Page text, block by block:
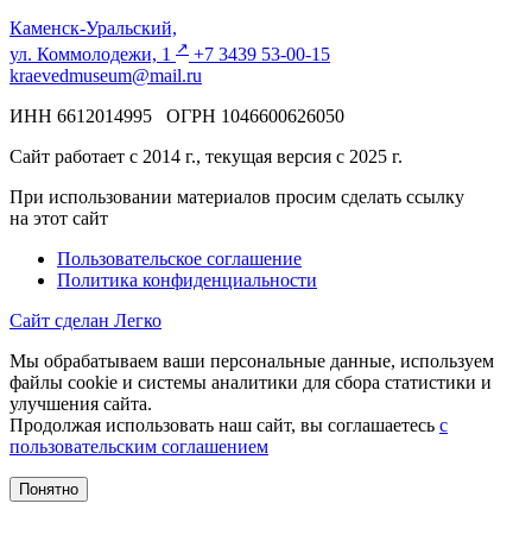
Каменск-Уральский,
ул. Коммолодежи, 1 ↗️ +7 3439 53-00-15
kraevedmuseum@mail.ru
ИНН 6612014995 ОГРН 1046600626050
Сайт работает с 2014 г., текущая версия с 2025 г.
При использовании материалов просим сделать ссылку
на этот сайт
Пользовательское соглашение
Политика конфиденциальности
Сайт сделан Легко
Мы обрабатываем ваши персональные данные, используем
файлы cookie и системы аналитики для сбора статистики и
улучшения сайта.
Продолжая использовать наш сайт, вы соглашаетесь с
пользовательским соглашением
Понятно